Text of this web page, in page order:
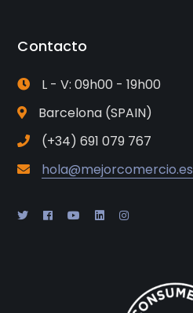
Contacto
L - V: 09h00 - 19h00
Barcelona (SPAIN)
(+34) 691 079 767
hola@mejorcomercio.es